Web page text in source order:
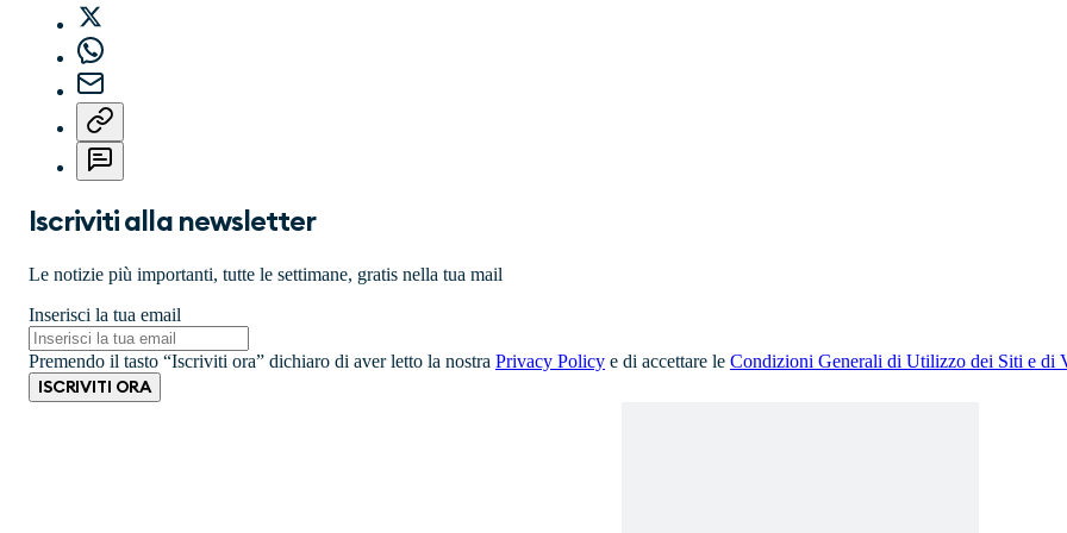
Iscriviti alla newsletter
Le notizie più importanti, tutte le settimane, gratis nella tua mail
Inserisci la tua email
Premendo il tasto “Iscriviti ora” dichiaro di aver letto la nostra Privacy Policy e di accettare le Condizioni Generali di Utilizzo dei Siti e di
ISCRIVITI ORA